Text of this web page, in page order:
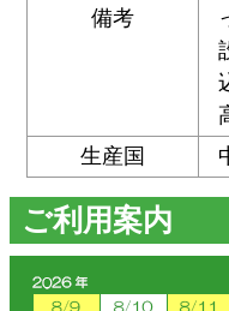
備考
生産国
ご利用案内